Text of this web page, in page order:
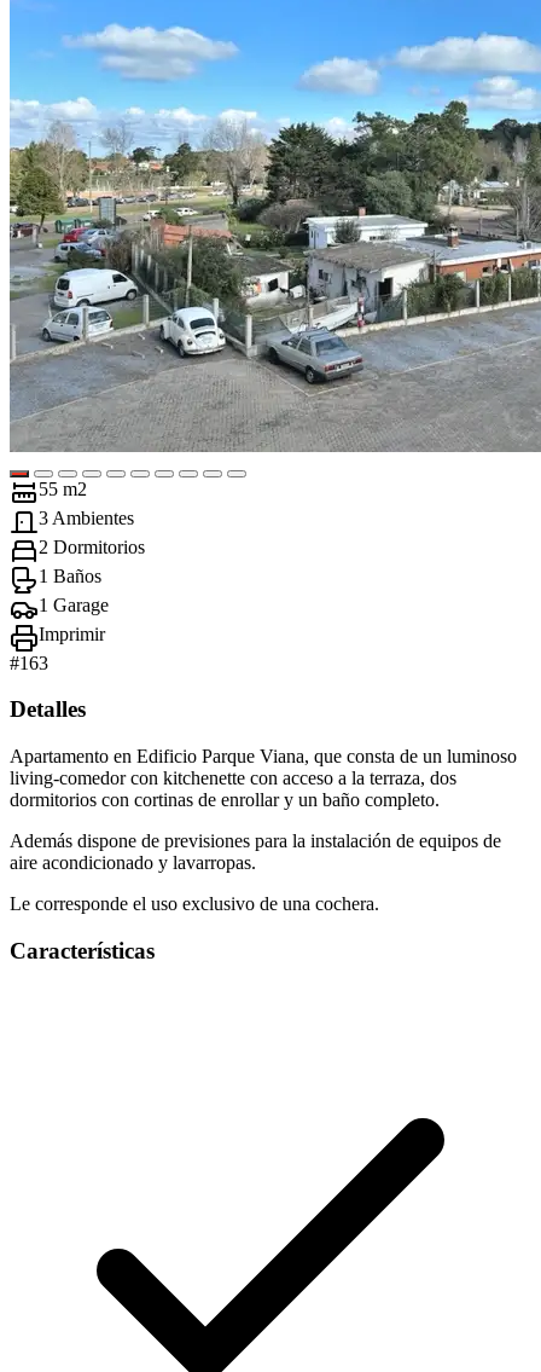
55 m2
3 Ambientes
2 Dormitorios
1 Baños
1 Garage
Imprimir
#163
Detalles
Apartamento en Edificio Parque Viana, que consta de un luminoso
living-comedor con kitchenette con acceso a la terraza, dos
dormitorios con cortinas de enrollar y un baño completo.
Además dispone de previsiones para la instalación de equipos de
aire acondicionado y lavarropas.
Le corresponde el uso exclusivo de una cochera.
Características